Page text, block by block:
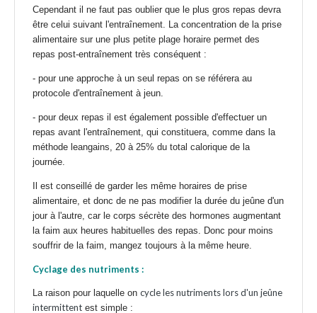
Cependant il ne faut pas oublier que le plus gros repas devra
être celui suivant l'entraînement. La concentration de la prise
alimentaire sur une plus petite plage horaire permet des
repas post-entraînement très conséquent :
- pour une approche à un seul repas on se référera au
protocole d'entraînement à jeun.
- pour deux repas il est également possible d'effectuer un
repas avant l'entraînement, qui constituera, comme dans la
méthode leangains, 20 à 25% du total calorique de la
journée.
Il est conseillé de garder les même horaires de prise
alimentaire, et donc de ne pas modifier la durée du jeûne d'un
jour à l'autre, car le corps sécrète des hormones augmentant
la faim aux heures habituelles des repas. Donc pour moins
souffrir de la faim, mangez toujours à la même heure.
Cyclage des nutriments :
La raison pour laquelle on cycle les nutriments lors d'un jeûne
intermittent est simple :